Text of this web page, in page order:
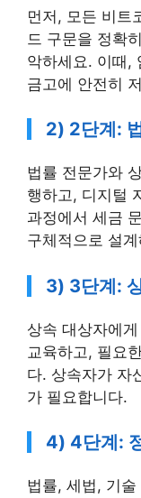
먼저, 모든 비트
드 구문을 정확
악하세요. 이때,
금고에 안전히
2) 2단계:
법률 전문가와
행하고, 디지털
과정에서 세금
구체적으로 설
3) 3단계:
상속 대상자에
교육하고, 필요
다. 상속자가 자
가 필요합니다.
4) 4단계:
법률, 세법, 기